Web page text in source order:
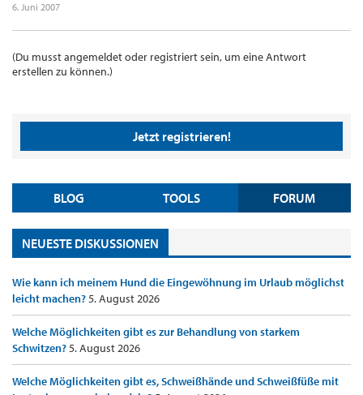
6. Juni 2007
(Du musst angemeldet oder registriert sein, um eine Antwort
erstellen zu können.)
Jetzt registrieren!
BLOG TOOLS FORUM
NEUESTE DISKUSSIONEN
Wie kann ich meinem Hund die Eingewöhnung im Urlaub möglichst
leicht machen?5. August 2026
Welche Möglichkeiten gibt es zur Behandlung von starkem
Schwitzen?5. August 2026
Welche Möglichkeiten gibt es, Schweißhände und Schweißfüße mit